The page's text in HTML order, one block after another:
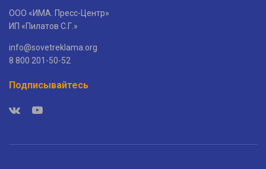
ООО «ИМА. Пресс-Центр»
ИП «Пилатов С.Г.»
info@sovetreklama.org
8 800 201-50-52
Подписывайтесь